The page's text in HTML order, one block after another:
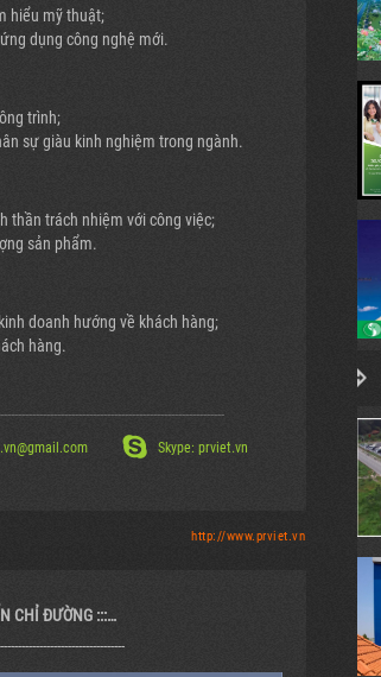
hiểu mỹ thuật;
dụng công nghệ mới.
trình;
sự giàu kinh nghiệm trong ngành.
thần trách nhiệm với công việc;
sản phẩm.
doanh hướng về khách hàng;
hàng.
Skype: prviet.vn
http://www.prviet.vn
CHỈ ĐƯỜNG :::…